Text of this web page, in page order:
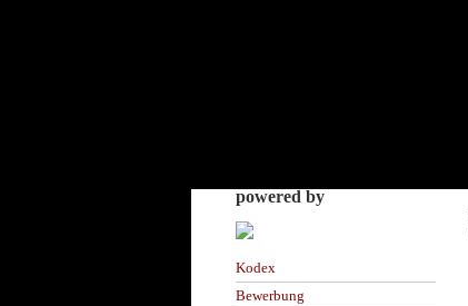
powered by
Kodex
Bewerbung